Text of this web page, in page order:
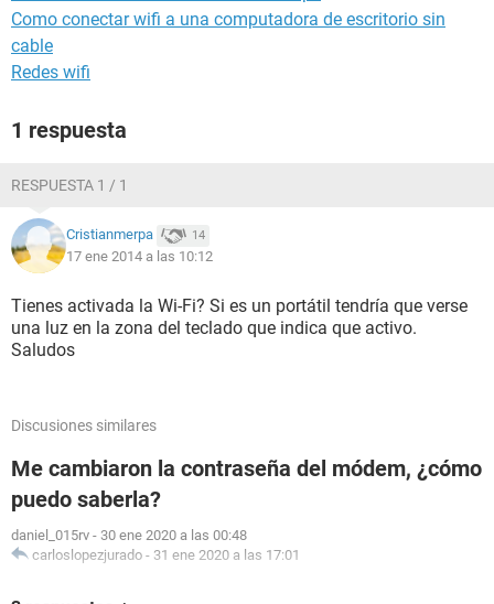
Como conectar wifi a una computadora de escritorio sin
cable
Redes wifi
1 respuesta
RESPUESTA 1 / 1
Cristianmerpa 14
17 ene 2014 a las 10:12
Tienes activada la Wi-Fi? Si es un portátil tendría que verse
una luz en la zona del teclado que indica que activo.
Saludos
Discusiones similares
Me cambiaron la contraseña del módem, ¿cómo
puedo saberla?
daniel_015rv - 30 ene 2020 a las 00:48
carloslopezjurado - 31 ene 2020 a las 17:01